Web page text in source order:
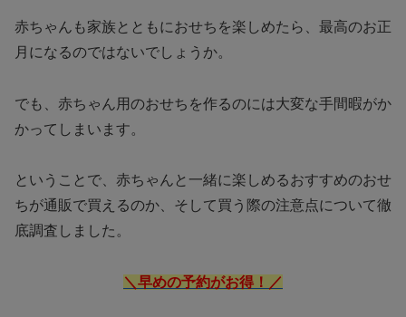
赤ちゃんも家族とともにおせちを楽しめたら、最高のお正
月になるのではないでしょうか。
でも、赤ちゃん用のおせちを作るのには大変な手間暇がか
かってしまいます。
ということで、赤ちゃんと一緒に楽しめるおすすめのおせ
ちが通販で買えるのか、そして買う際の注意点について徹
底調査しました。
＼早めの予約がお得！／